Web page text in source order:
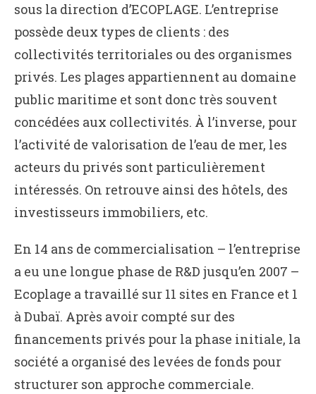
sous la direction d’ECOPLAGE. L’entreprise
possède deux types de clients : des
collectivités territoriales ou des organismes
privés. Les plages appartiennent au domaine
public maritime et sont donc très souvent
concédées aux collectivités. À l’inverse, pour
l’activité de valorisation de l’eau de mer, les
acteurs du privés sont particulièrement
intéressés. On retrouve ainsi des hôtels, des
investisseurs immobiliers, etc.
En 14 ans de commercialisation – l’entreprise
a eu une longue phase de R&D jusqu’en 2007 –
Ecoplage a travaillé sur 11 sites en France et 1
à Dubaï. Après avoir compté sur des
financements privés pour la phase initiale, la
société a organisé des levées de fonds pour
structurer son approche commerciale.